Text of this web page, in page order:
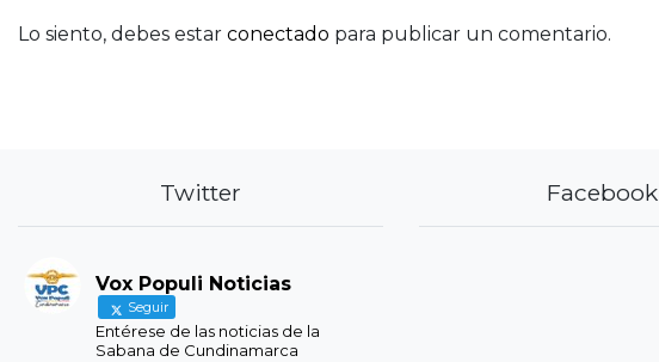
Lo siento, debes estar conectado para publicar un comentario.
Twitter
Vox Populi Noticias
Seguir
Entérese de las noticias de la
Sabana de Cundinamarca
Facebook